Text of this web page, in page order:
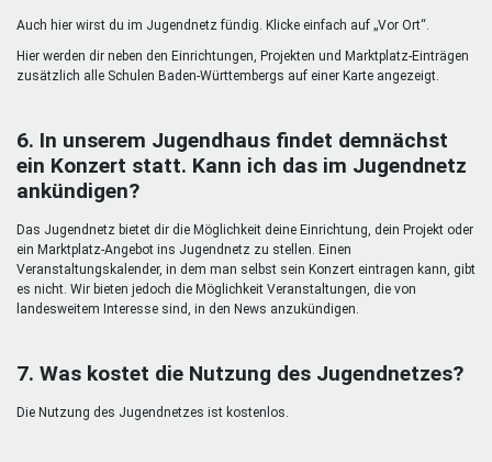
Auch hier wirst du im Jugendnetz fündig. Klicke einfach auf „Vor Ort“.
Hier werden dir neben den Einrichtungen, Projekten und Marktplatz-Einträgen
zusätzlich alle Schulen Baden-Württembergs auf einer Karte angezeigt.
6. In unserem Jugendhaus findet demnächst
ein Konzert statt. Kann ich das im Jugendnetz
ankündigen?
Das Jugendnetz bietet dir die Möglichkeit deine Einrichtung, dein Projekt oder
ein Marktplatz-Angebot ins Jugendnetz zu stellen. Einen
Veranstaltungskalender, in dem man selbst sein Konzert eintragen kann, gibt
es nicht. Wir bieten jedoch die Möglichkeit Veranstaltungen, die von
landesweitem Interesse sind, in den News anzukündigen.
7. Was kostet die Nutzung des Jugendnetzes?
Die Nutzung des Jugendnetzes ist kostenlos.